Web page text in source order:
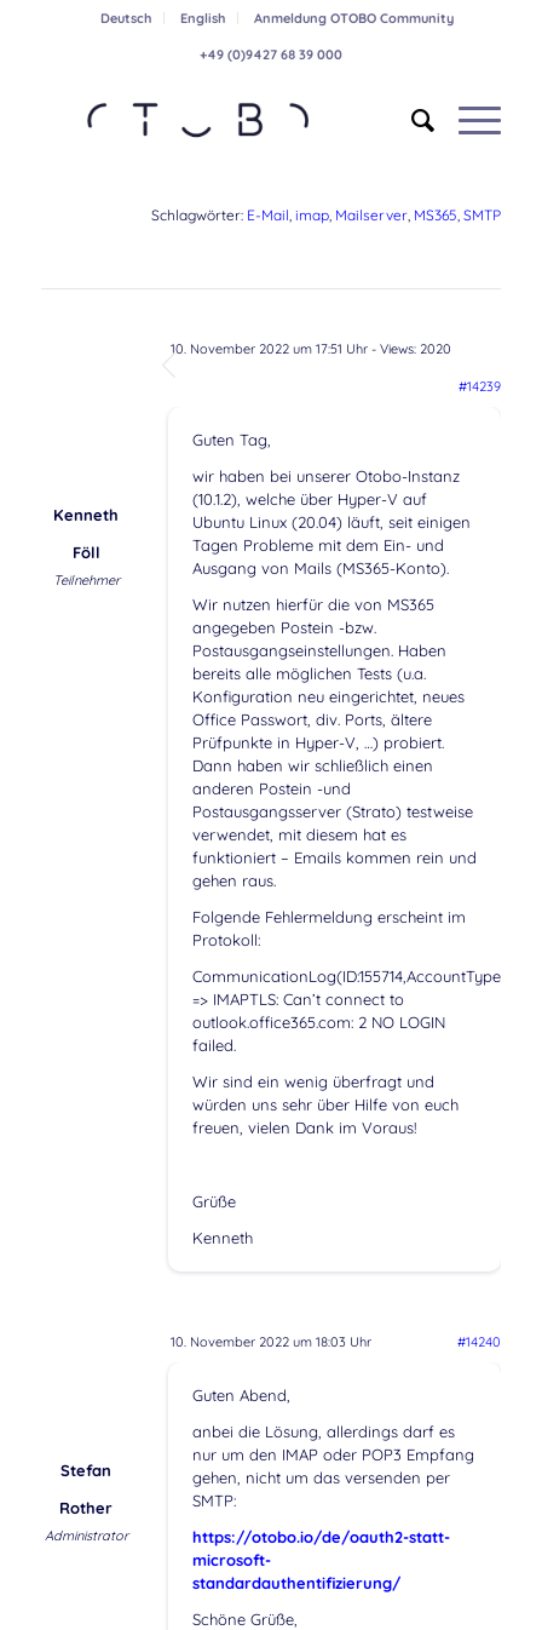
Deutsch English Anmeldung OTOBO Community
+49 (0)9427 68 39 000
Schlagwörter: E-Mail,imap, Mailserver, MS365,SMTP
10. November 2022 um 17:51 Uhr- Views: 2020
#14239
Kenneth
Föll
Teilnehmer
Guten Tag,
wir haben bei unserer Otobo-Instanz
(10.1.2), welche über Hyper-V auf
Ubuntu Linux (20.04) läuft, seit einigen
Tagen Probleme mit dem Ein- und
Ausgang von Mails (MS365-Konto).
Wir nutzen hierfür die von MS365
angegeben Postein -bzw.
Postausgangseinstellungen. Haben
bereits alle möglichen Tests (u.a.
Konfiguration neu eingerichtet, neues
Office Passwort, div. Ports, ältere
Prüfpunkte in Hyper-V, …) probiert.
Dann haben wir schließlich einen
anderen Postein -und
Postausgangsserver (Strato) testweise
verwendet, mit diesem hat es
funktioniert – Emails kommen rein und
gehen raus.
Folgende Fehlermeldung erscheint im
Protokoll:
CommunicationLog(ID:155714,AccountType:-
=> IMAPTLS: Can’t connect to
outlook.office365.com: 2 NO LOGIN
failed.
Wir sind ein wenig überfragt und
würden uns sehr über Hilfe von euch
freuen, vielen Dank im Voraus!
Grüße
Kenneth
10. November 2022 um 18:03 Uhr #14240
Stefan
Rother
Administrator
Guten Abend,
anbei die Lösung, allerdings darf es
nur um den IMAP oder POP3 Empfang
gehen, nicht um das versenden per
SMTP:
https://otobo.io/de/oauth2-statt-
microsoft-
standardauthentifizierung/
Schöne Grüße,